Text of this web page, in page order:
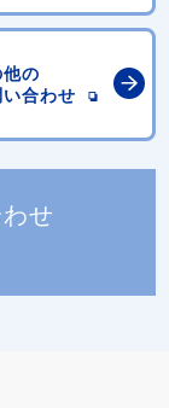
他の
い合わせ
せ